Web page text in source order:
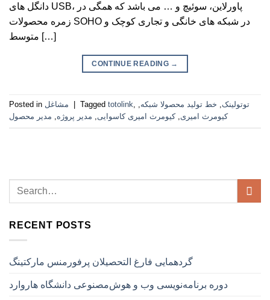
دانگل های USB، پاورلاین، سوئیچ و … می باشد که همگی در
زمره محصولات SOHO در شبکه های خانگی و تجاری کوچک و
متوسط […]
CONTINUE READING →
Posted in مشاغل Tagged totolink, توتولینک, خط تولید محصولا شبکه,
کیومرث امیری,کیومرث امیری کاسوایی, مدیر پروژه, مدیر محصول
RECENT POSTS
گردهمایی فارغ التحصیلان پرفورمنس مارکتینگ
دوره برنامه‌نویسی وب و هوش‌مصنوعی دانشگاه هاروارد